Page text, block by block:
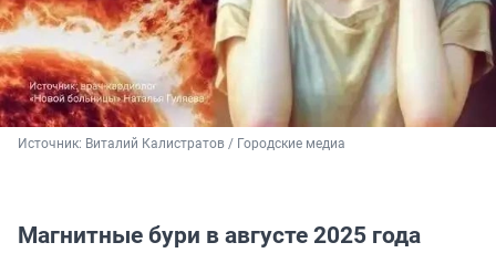
Источник: Виталий Калистратов / Городские медиа
Магнитные бури в августе 2025 года